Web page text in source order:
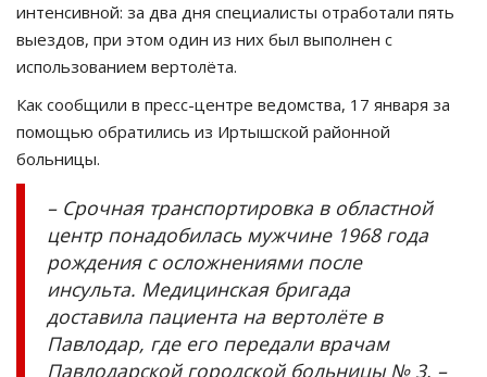
интенсивной: за два дня специалисты отработали пять
выездов, при этом один из них был выполнен с
использованием вертолёта.
Как сообщили в пресс-центре ведомства, 17 января за
помощью обратились из Иртышской районной
больницы.
– Срочная транспортировка в областной
центр понадобилась мужчине 1968 года
рождения с осложнениями после
инсульта. Медицинская бригада
доставила пациента на вертолёте в
Павлодар, где его передали врачам
Павлодарской городской больницы № 3, –